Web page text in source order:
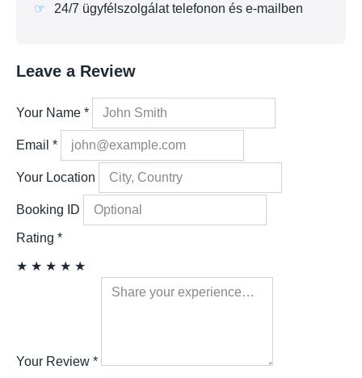
24/7 ügyfélszolgálat telefonon és e-mailben
Leave a Review
Your Name *
Email *
Your Location
Booking ID
Rating *
★ ★ ★ ★ ★
Your Review *